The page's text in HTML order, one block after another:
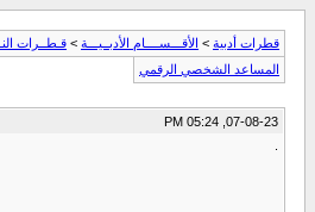
قطرات أدبية > الأقـــســــام الأدبــيـــة > قـطــرات
المساعد الشخصي الرقمي
07-08-23, 05:24 PM